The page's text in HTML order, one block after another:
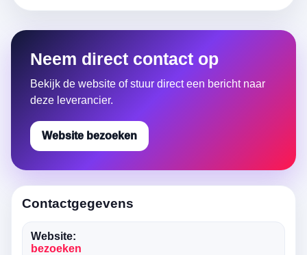
Neem direct contact op
Bekijk de website of stuur direct een bericht naar
deze leverancier.
Website bezoeken
Contactgegevens
Website:
bezoeken